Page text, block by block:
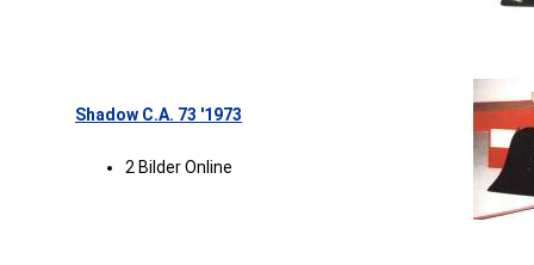
Shadow C.A. 73 '1973
2 Bilder Online